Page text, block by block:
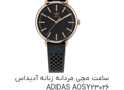
ساعت مچی مردانه زنانه آدیداس
ADIDAS AOSY23026